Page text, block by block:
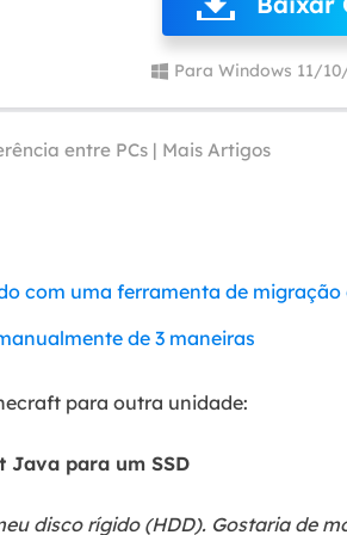
Tutorial
Recuperação
Implantação
Para Windows 11/
entre PCs | Mais Artigos
com uma ferramenta de migração
de 3 maneiras
para outra unidade:
Java para um SSD
disco rígido (HDD). Gostaria de